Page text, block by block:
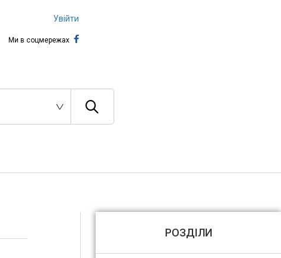
Ми в соцмережах
Увійти
РОЗДІЛИ